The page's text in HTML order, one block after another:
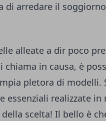
di arredare il
alleate a dir poco
in causa, è
pletora di
essenziali realizzate in
della scelta! Il bello è